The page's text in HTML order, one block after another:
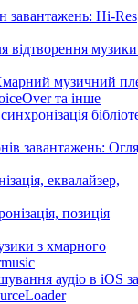
завантажень: Hi-Res
відтворення
музичний
та інше
завантажень:
еквалайзер,
позиція
з хмарного
аудіо в iOS за